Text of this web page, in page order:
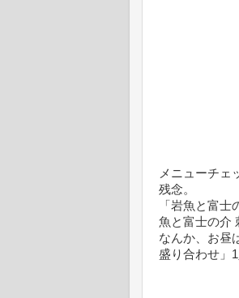
メニューチェ
残念。
「岩魚と富
魚と富士の介
なんか、お昼
盛り合わせ」